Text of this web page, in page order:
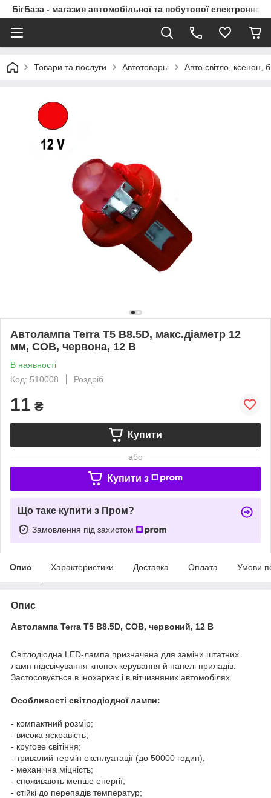
БігБаза - магазин автомобільної та побутової електронної
Товари та послуги Автотовары Авто світло, ксенон,
Автолампа Terra T5 B8.5D, макс.діаметр 12
мм, COB, червона, 12 В
В наявності
Код: 510008
Роздріб
11 ₴
Купити
або
Купити з
Що таке купити з Пром?
Замовлення під захистом
Опис Характеристики Доставка Оплата Умови
Опис
Автолампа Terra T5 B8.5D, COB, червоний, 12 В
Світлодіодна LED-лампа призначена для заміни штатних
ламп підсвічування кнопок керування й панелі приладів.
Застосовується в інохарках і в вітчизняних автомобілях.
Особливості світлодіодної лампи:
- компактний розмір;
- висока яскравість;
- кругове світіння;
- тривалий термін експлуатації (до 50000 годин);
- механічна міцність;
- споживають менше енергії;
- стійкі до перепадів температур;